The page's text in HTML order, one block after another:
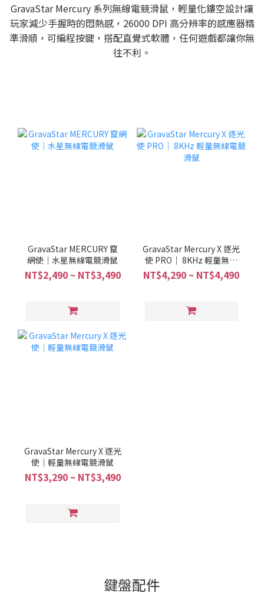
GravaStar Mercury 系列無線電競滑鼠，輕量化鏤空設計讓
玩家減少手握時的悶熱感，26000 DPI 高分辨率的感應器精
準滑順，可編程按鍵，搭配直覺式軟體，任何遊戲都讓你無
往不利。
GravaStar MERCURY 竄
網使｜水星無線電競滑鼠
NT$2,490 ~ NT$3,490
GravaStar Mercury X 逐光
使 PRO｜ 8KHz 輕量無線
電競滑鼠
NT$4,290 ~ NT$4,490
GravaStar Mercury X 逐光
使｜輕量無線電競滑鼠
NT$3,290 ~ NT$3,490
鍵盤配件